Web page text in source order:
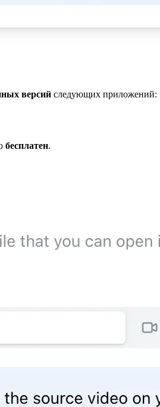
версий следующих приложений:
бесплатен.